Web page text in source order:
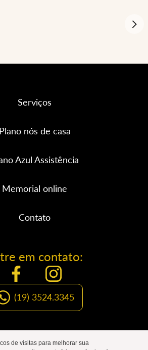
Organização Social de Luto
Serviços
Plano nós de casa
Azul Assistência
Memorial online
Contato
em contato:
(19) 3524.3345
de visitas para melhorar sua